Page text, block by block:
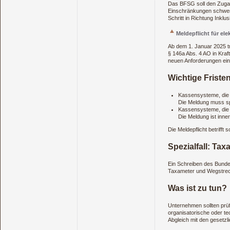
Das BFSG soll den
Einschränkungen
Schritt in Richtung
Meldepflicht für
Ab dem 1. Januar 2025
§ 146a Abs. 4 AO in
neuen Anforderungen
Wichtige
Kassensysteme,
Die Meldung muss
Kassensysteme,
Die Meldung ist
Die Meldepflicht betrifft
Spezialfall:
Ein Schreiben des
Taxameter und
Was ist zu tun?
Unternehmen sollten
organisatorische oder
Abgleich mit den